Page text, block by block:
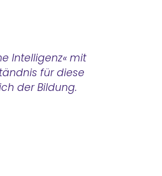
Intelligenz« mit
für diese
der Bildung.